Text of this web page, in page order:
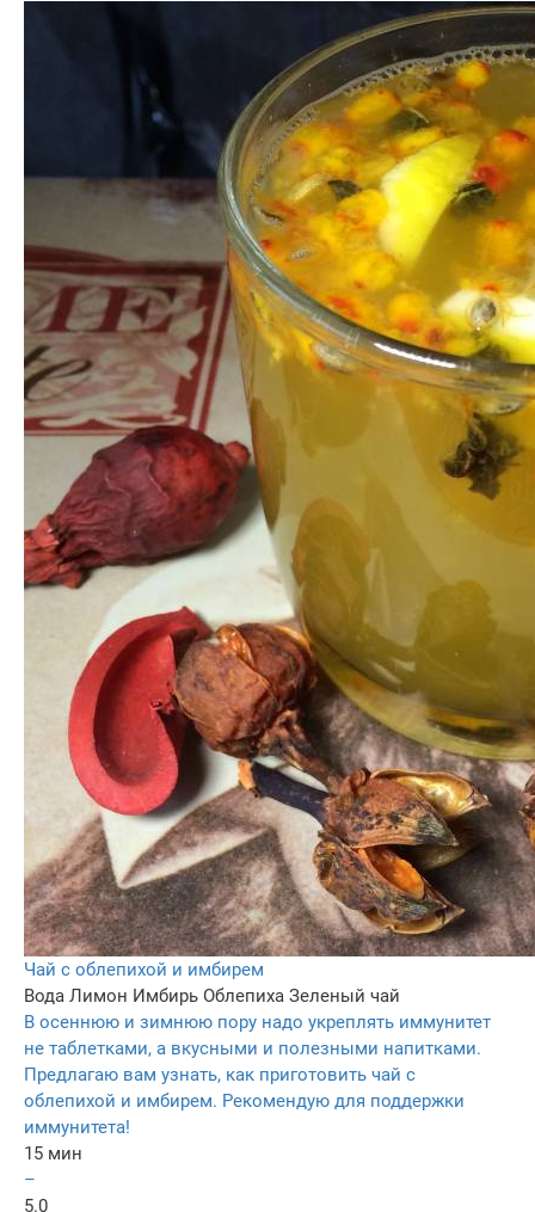
Чай с облепихой и имбирем
Вода Лимон Имбирь Облепиха Зеленый чай
В осеннюю и зимнюю пору надо укреплять иммунитет
не таблетками, а вкусными и полезными напитками.
Предлагаю вам узнать, как приготовить чай с
облепихой и имбирем. Рекомендую для поддержки
иммунитета!
15 мин
–
5.0